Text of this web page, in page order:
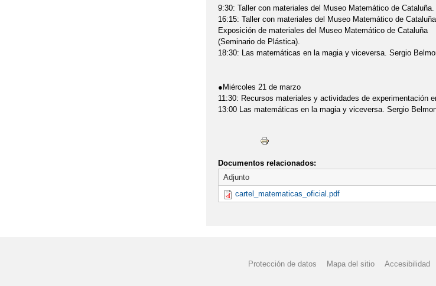
9:30: Taller con materiales del Museo Matemático de Cataluña.
16:15: Taller con materiales del Museo Matemático de
Exposición de materiales del Museo Matemático de Cataluña
(Seminario de Plástica).
18:30: Las matemáticas en la magia y viceversa. Sergio
●Miércoles 21 de marzo
11:30: Recursos materiales y actividades de experimentación
13:00 Las matemáticas en la magia y viceversa. Sergio
Documentos relacionados:
Adjunto
cartel_matematicas_oficial.pdf
Protección de datos Mapa del sitio Accesibilidad